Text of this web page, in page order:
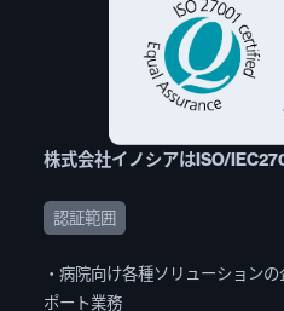
株式会社イノシアはISO/
認証範囲
・病院向け各種ソリューション
ポート業務